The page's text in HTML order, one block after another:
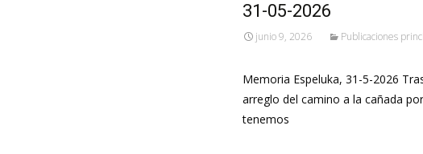
31-05-2026
junio 9, 2026 Publicaciones
Memoria Espeluka, 31-5-2026
arreglo del camino a la cañada
tenemos